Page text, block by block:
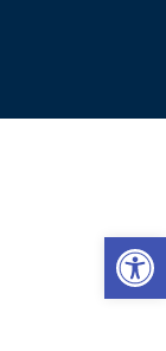
Otwórz pasek narzędzi